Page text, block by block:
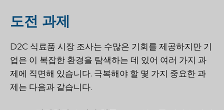
도전 과제
D2C 식료품 시장 조사는 수많은 기회를 제공하지만 기
업은 이 복잡한 환경을 탐색하는 데 있어 여러 가지 과
제에 직면해 있습니다. 극복해야 할 몇 가지 중요한 과
제는 다음과 같습니다.